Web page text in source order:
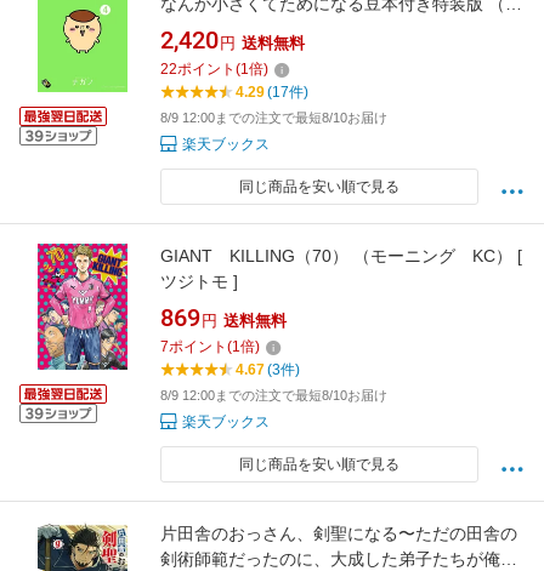
なんか小さくてためになる豆本付き特装版 （プ
レミアムKC） [ ナガノ ]
2,420 円 送料無料
22ポイント (1倍)
4.29(17件)
8/9 12:00までの注文で最短8/10お届け
楽天ブックス
同じ商品を安い順で見る
GIANT KILLING（70） （モーニング KC） [
ツジトモ ]
869 円 送料無料
7ポイント (1倍)
4.67(3件)
8/9 12:00までの注文で最短8/10お届け
楽天ブックス
同じ商品を安い順で見る
片田舎のおっさん、剣聖になる〜ただの田舎の
剣術師範だったのに、大成した弟子たちが俺を